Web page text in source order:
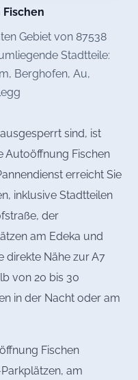
Gebiet von 87538
Stadtteile:
Berghofen, Au,
sind, ist
Autoöffnung Fischen
erreicht Sie
inklusive Stadtteilen
der
am Edeka und
direkte Nähe zur A7
von 20 bis 30
in der Nacht oder am
Fischen
am